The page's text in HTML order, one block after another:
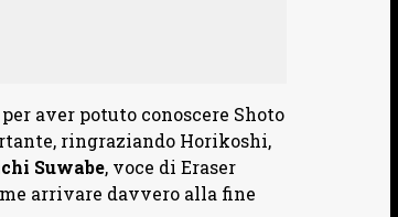
aver potuto conoscere Shoto
ringraziando Horikoshi,
Suwabe, voce di Eraser
arrivare davvero alla fine